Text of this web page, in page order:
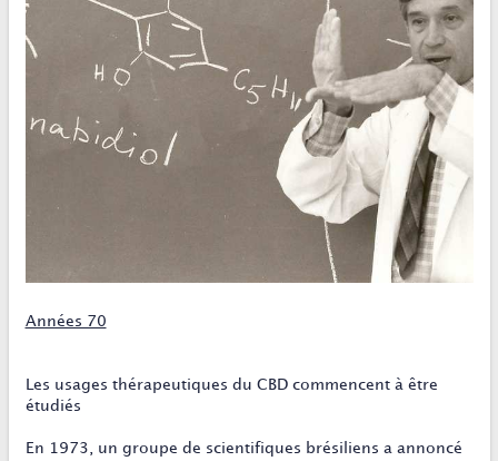
Années 70
Les usages thérapeutiques du CBD commencent à être
étudiés
En 1973, un groupe de scientifiques brésiliens a annoncé